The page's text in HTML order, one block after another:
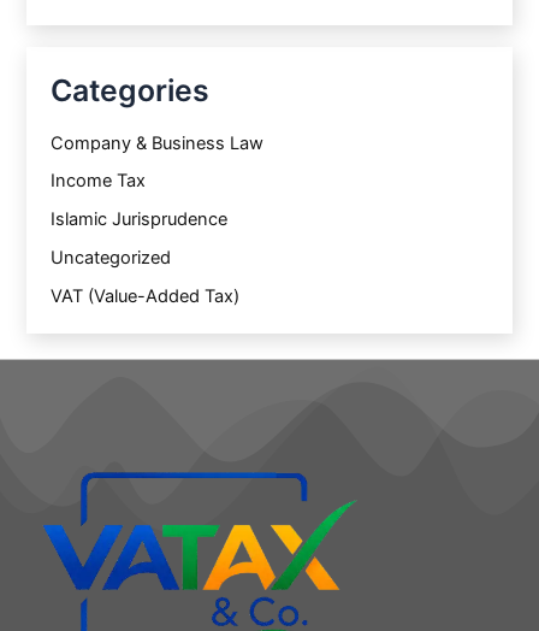
Categories
Company & Business Law
Income Tax
Islamic Jurisprudence
Uncategorized
VAT (Value-Added Tax)